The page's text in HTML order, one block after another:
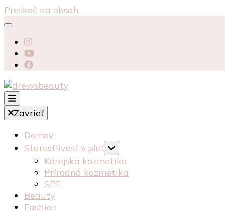
Preskoč na obsah
drewsbeauty
starostlivosť péče o pleť recenzia recenze
Zavrieť
Domov
Starostlivosť o pleť
Kórejská kozmetika
Prírodná kozmetika
SPF
Beauty
Fashion